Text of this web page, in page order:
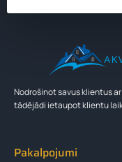
Nodrošinot savus klientus
tādējādi ietaupot klientu
Pakalpojumi